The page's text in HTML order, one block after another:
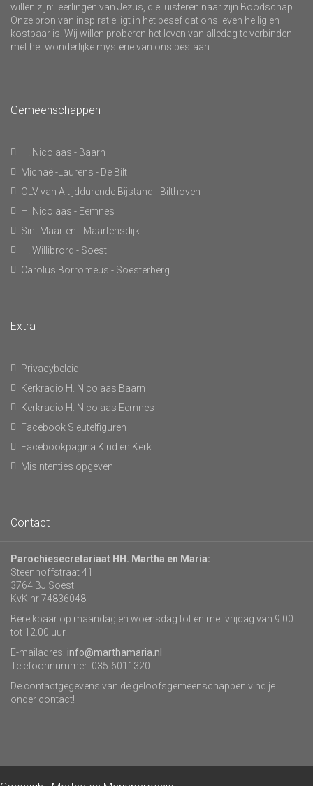
willen zijn: leerlingen van Jezus, die luisteren naar zijn Boodschap.
Onze bron van inspiratie ligt in het besef dat ons leven heilig en
kostbaar is. Wij willen proberen het leven van alledag te verbinden
met het wonderlijke mysterie van ons bestaan.
Gemeenschappen
H. Nicolaas - Baarn
Michaël-Laurens - De Bilt
OLV van Altijddurende Bijstand - Bilthoven
H. Nicolaas - Eemnes
Sint Maarten - Maartensdijk
H. Willibrord - Soest
Carolus Borromeüs - Soesterberg
Extra
Privacybeleid
Kerkradio H. Nicolaas Baarn
Kerkradio H. Nicolaas Eemnes
Facebook Sleutelfiguren
Facebookpagina Kind en Kerk
Misintenties opgeven
Contact
Parochiesecretariaat HH. Martha en Maria:
Steenhoffstraat 41
3764 BJ Soest
KvK nr 74836048
Bereikbaar op maandag en woensdag tot en met vrijdag van 9.00
tot 12.00 uur.
E-mailadres: info@marthamaria.nl
Telefoonnummer: 035-6011320
De contactgegevens van de geloofsgemeenschappen vind je
onder contact!